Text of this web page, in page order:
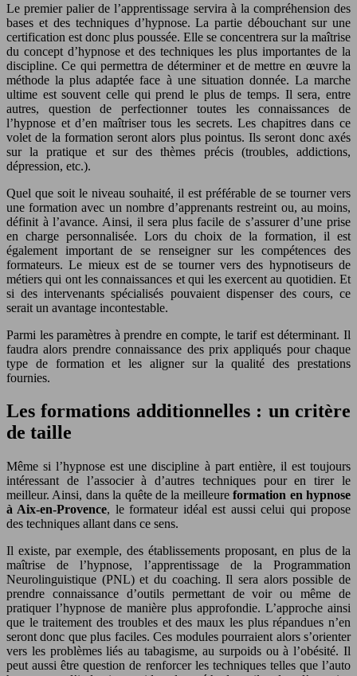
Le premier palier de l’apprentissage servira à la compréhension des
bases et des techniques d’hypnose. La partie débouchant sur une
certification est donc plus poussée. Elle se concentrera sur la maîtrise
du concept d’hypnose et des techniques les plus importantes de la
discipline. Ce qui permettra de déterminer et de mettre en œuvre la
méthode la plus adaptée face à une situation donnée. La marche
ultime est souvent celle qui prend le plus de temps. Il sera, entre
autres, question de perfectionner toutes les connaissances de
l’hypnose et d’en maîtriser tous les secrets. Les chapitres dans ce
volet de la formation seront alors plus pointus. Ils seront donc axés
sur la pratique et sur des thèmes précis (troubles, addictions,
dépression, etc.).
Quel que soit le niveau souhaité, il est préférable de se tourner vers
une formation avec un nombre d’apprenants restreint ou, au moins,
définit à l’avance. Ainsi, il sera plus facile de s’assurer d’une prise
en charge personnalisée. Lors du choix de la formation, il est
également important de se renseigner sur les compétences des
formateurs. Le mieux est de se tourner vers des hypnotiseurs de
métiers qui ont les connaissances et qui les exercent au quotidien. Et
si des intervenants spécialisés pouvaient dispenser des cours, ce
serait un avantage incontestable.
Parmi les paramètres à prendre en compte, le tarif est déterminant. Il
faudra alors prendre connaissance des prix appliqués pour chaque
type de formation et les aligner sur la qualité des prestations
fournies.
Les formations additionnelles : un critère
de taille
Même si l’hypnose est une discipline à part entière, il est toujours
intéressant de l’associer à d’autres techniques pour en tirer le
meilleur. Ainsi, dans la quête de la meilleureformation en hypnose
à Aix-en-Provence, le formateur idéal est aussi celui qui propose
des techniques allant dans ce sens.
Il existe, par exemple, des établissements proposant, en plus de la
maîtrise de l’hypnose, l’apprentissage de la Programmation
Neurolinguistique (PNL) et du coaching. Il sera alors possible de
prendre connaissance d’outils permettant de voir ou même de
pratiquer l’hypnose de manière plus approfondie. L’approche ainsi
que le traitement des troubles et des maux les plus répandues n’en
seront donc que plus faciles. Ces modules pourraient alors s’orienter
vers les problèmes liés au tabagisme, au surpoids ou à l’obésité. Il
peut aussi être question de renforcer les techniques telles que l’auto